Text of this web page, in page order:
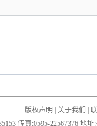
版权声明 关于我们
传真:0595-22567376 地